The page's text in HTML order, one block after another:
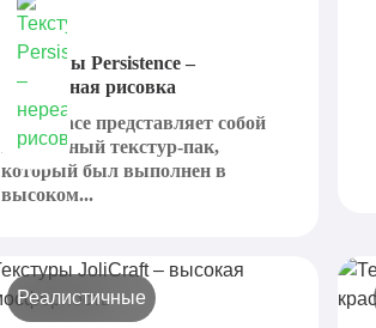
Текстуры Persistence –
нереальная рисовка
Persistence представляет собой
интересный текстур-пак,
который был выполнен в
высоком...
Реалистичные